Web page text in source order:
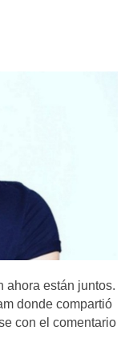
ahora están juntos.
donde compartió
con el comentario